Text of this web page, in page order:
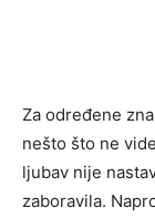
Za određene
nešto što ne
ljubav nije
zaboravila.